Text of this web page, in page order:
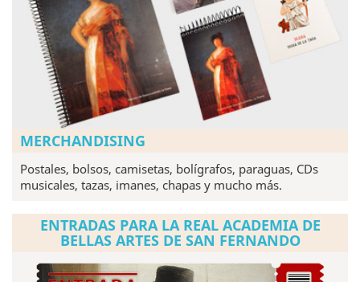
MERCHANDISING
Postales, bolsos, camisetas, bolígrafos, paraguas, CDs
musicales, tazas, imanes, chapas y mucho más.
ENTRADAS PARA LA REAL ACADEMIA DE
BELLAS ARTES DE SAN FERNANDO